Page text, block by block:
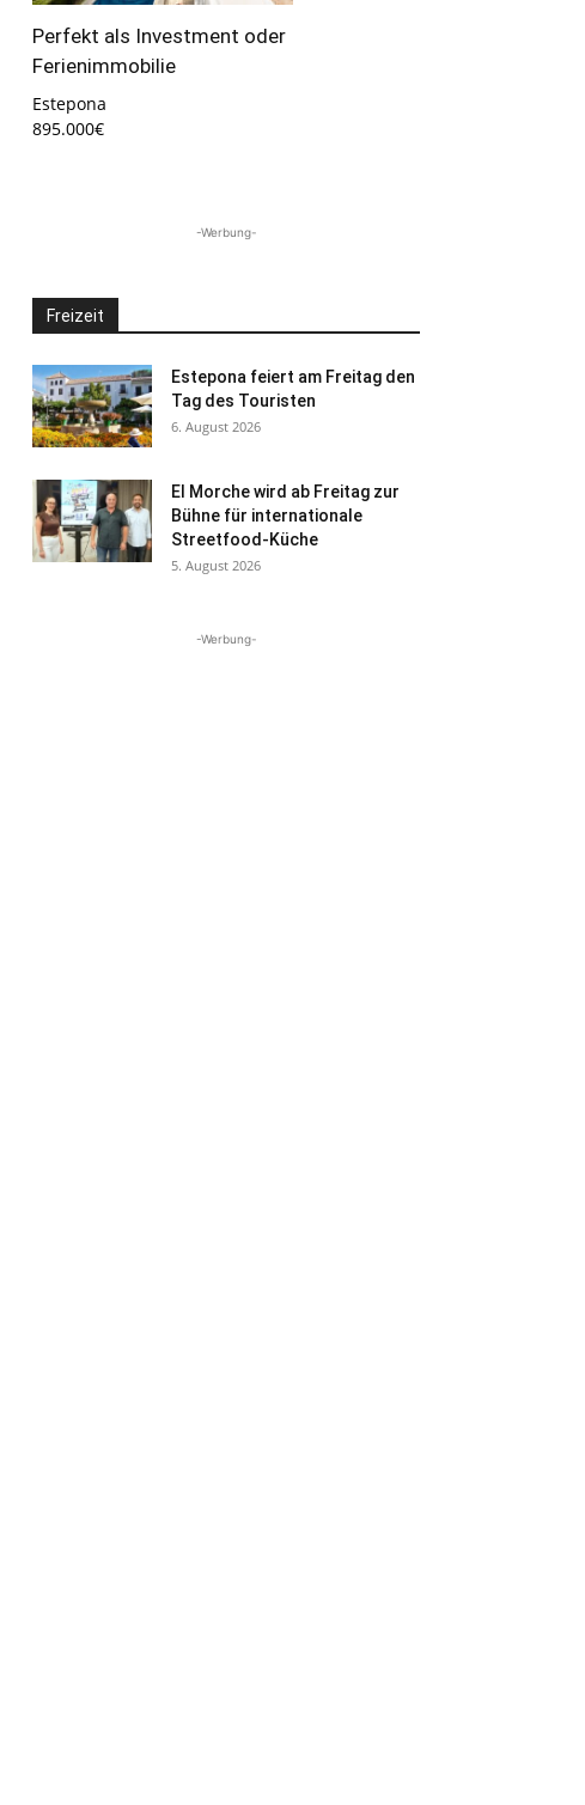
Perfekt als Investment oder
Ferienimmobilie
Estepona
895.000€
-Werbung-
Freizeit
Estepona feiert am Freitag den
Tag des Touristen
6. August 2026
El Morche wird ab Freitag zur
Bühne für internationale
Streetfood-Küche
5. August 2026
-Werbung-